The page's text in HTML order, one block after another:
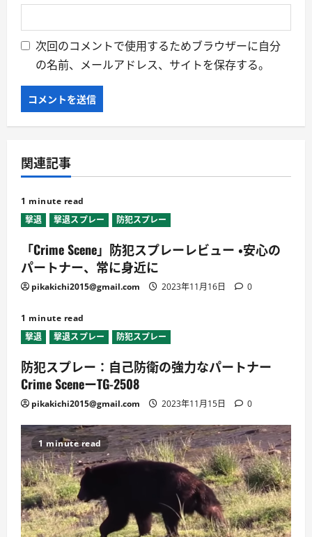
次回のコメントで使用するためブラウザーに自分
の名前、メールアドレス、サイトを保存する。
関連記事
1 minute read
撃退
撃退スプレー 防犯スプレー
「Crime Scene」防犯スプレーレビュー ・安心の
パートナー、常に身近に
pikakichi2015@gmail.com 2023年11月16日 0
1 minute read
撃退
撃退スプレー 防犯スプレー
防犯スプレー：自己防衛の強力なパートナー
Crime SceneーTG-2508
pikakichi2015@gmail.com 2023年11月15日 0
1 minute read